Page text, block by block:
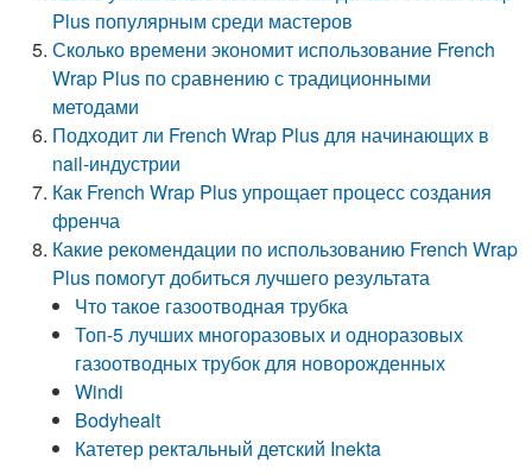
Plus популярным среди мастеров
Сколько времени экономит использование French
Wrap Plus по сравнению с традиционными
методами
Подходит ли French Wrap Plus для начинающих в
nail-индустрии
Как French Wrap Plus упрощает процесс создания
френча
Какие рекомендации по использованию French Wrap
Plus помогут добиться лучшего результата
Что такое газоотводная трубка
Топ-5 лучших многоразовых и одноразовых
газоотводных трубок для новорожденных
Windi
Bodyhealt
Катетер ректальный детский Inekta